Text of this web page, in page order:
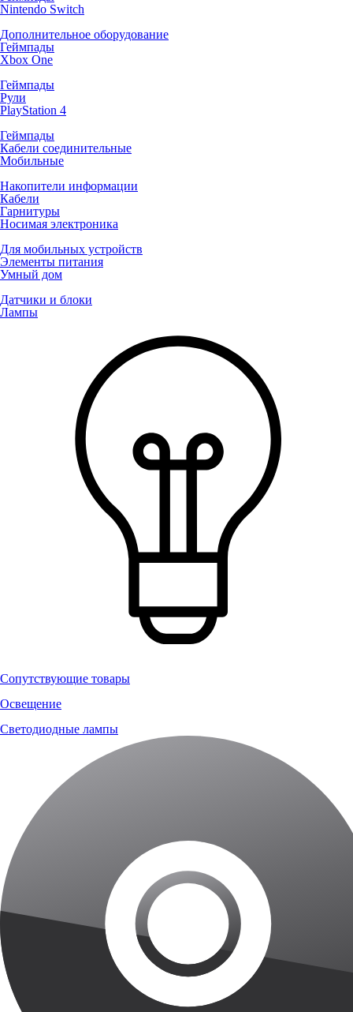
Nintendo Switch
Дополнительное оборудование
Геймпады
Xbox One
Геймпады
Рули
PlayStation 4
Геймпады
Кабели соединительные
Мобильные
Накопители информации
Кабели
Гарнитуры
Носимая электроника
Для мобильных устройств
Элементы питания
Умный дом
Датчики и блоки
Лампы
Сопутствующие товары
Освещение
Светодиодные лампы